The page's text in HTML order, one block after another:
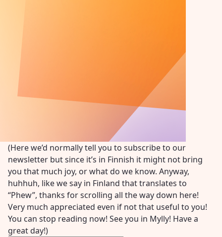
(Here we’d normally tell you to subscribe to our
newsletter but since it’s in Finnish it might not bring
you that much joy, or what do we know. Anyway,
huhhuh, like we say in Finland that translates to
“Phew”, thanks for scrolling all the way down here!
Very much appreciated even if not that useful to you!
You can stop reading now! See you in Mylly! Have a
great day!)